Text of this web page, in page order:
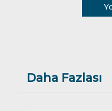
Daha Fazlası